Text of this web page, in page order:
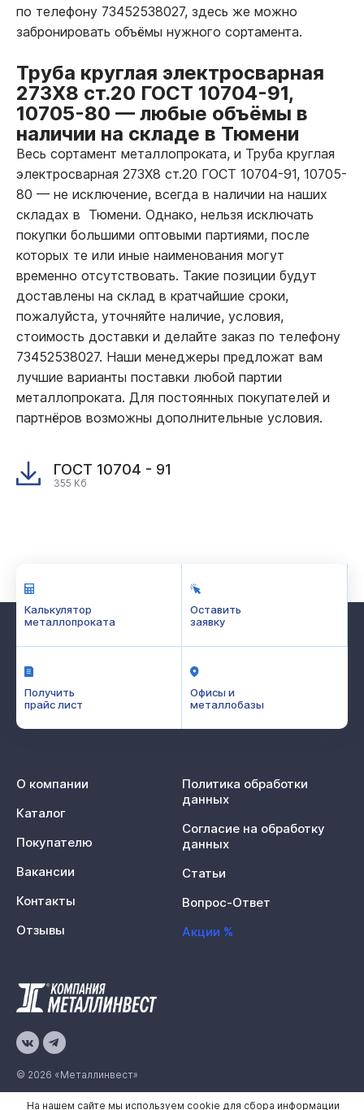
по телефону 73452538027, здесь же можно
забронировать объёмы нужного сортамента.
Труба круглая электросварная
273Х8 ст.20 ГОСТ 10704-91,
10705-80 — любые объёмы в
наличии на складе в Тюмени
Весь сортамент металлопроката, и Труба круглая
электросварная 273Х8 ст.20 ГОСТ 10704-91, 10705-
80 — не исключение, всегда в наличии на наших
складах в Тюмени. Однако, нельзя исключать
покупки большими оптовыми партиями, после
которых те или иные наименования могут
временно отсутствовать. Такие позиции будут
доставлены на склад в кратчайшие сроки,
пожалуйста, уточняйте наличие, условия,
стоимость доставки и делайте заказ по телефону
73452538027. Наши менеджеры предложат вам
лучшие варианты поставки любой партии
металлопроката. Для постоянных покупателей и
партнёров возможны дополнительные условия.
ГОСТ 10704 - 91
355 Кб
Калькулятор
металлопроката
Оставить
заявку
Получить
прайс лист
Офисы и
металлобазы
© 2026 «Металлинвест»
О компании
Каталог
Покупателю
Вакансии
Контакты
Отзывы
Политика обработки
данных
Согласие на обработку
данных
Статьи
Вопрос-Ответ
Акции %
На нашем сайте мы используем cookie для сбора информации